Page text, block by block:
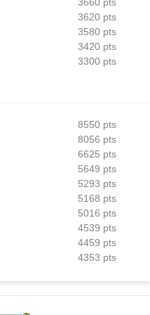
3660 pts
3620 pts
3580 pts
3420 pts
3300 pts
8550 pts
8056 pts
6625 pts
5649 pts
5293 pts
5168 pts
5016 pts
4539 pts
4459 pts
4353 pts